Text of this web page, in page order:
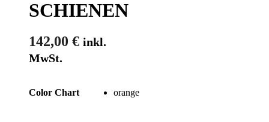
SCHIENEN
142,00 € inkl.
MwSt.
Color Chart orange